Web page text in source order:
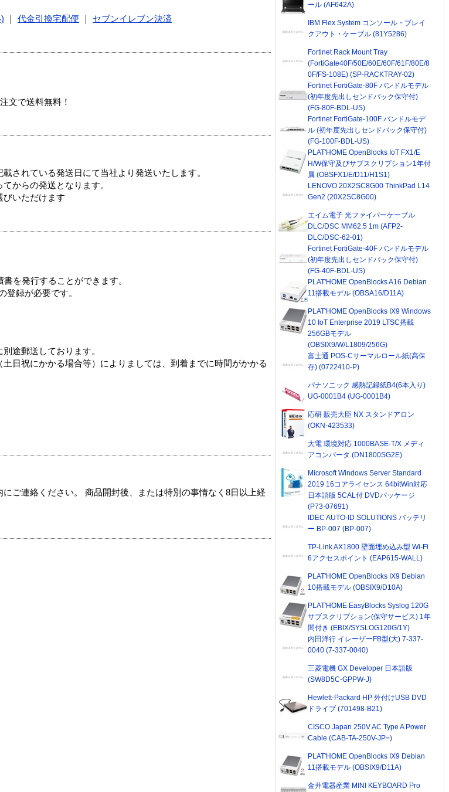
代金引換宅配便
セブンイレブン決済
文で送料無料！
されている発送日にて当社より発送いたします。
からの発送となります。
いただけます
を発行することができます。
録が必要です。
途郵送しております。
日祝にかかる場合等）によりましては、到着までに時間がかかる
ご連絡ください。 商品開封後、または特別の事情なく8日以上経
ール (AF642A)
IBM Flex System コンソール・ブレイ
クアウト・ケーブル (81Y5286)
Fortinet Rack Mount Tray
(FortiGate40F/50E/60E/60F/61F/80E/8
0F/FS-108E) (SP-RACKTRAY-02)
Fortinet FortiGate-80F バンドルモデル
(初年度先出しセンドバック保守付)
(FG-80F-BDL-US)
Fortinet FortiGate-100F バンドルモデ
ル (初年度先出しセンドバック保守付)
(FG-100F-BDL-US)
PLAT'HOME OpenBlocks IoT FX1/E
H/W保守及びサブスクリプション1年付
属 (OBSFX1/E/D11/H1S1)
LENOVO 20X2SC8G00 ThinkPad L14
Gen2 (20X2SC8G00)
エイム電子 光ファイバーケーブル
DLC/DSC MM62.5 1m (AFP2-
DLC/DSC-62-01)
Fortinet FortiGate-40F バンドルモデル
(初年度先出しセンドバック保守付)
(FG-40F-BDL-US)
PLAT'HOME OpenBlocks A16 Debian
11搭載モデル (OBSA16/D11A)
PLAT'HOME OpenBlocks IX9 Windows
10 IoT Enterprise 2019 LTSC搭載
256GBモデル
(OBSIX9/W/L1809/256G)
富士通 POS-Cサーマルロール紙(高保
存) (0722410-P)
パナソニック 感熱記録紙B4(6本入り)
UG-0001B4 (UG-0001B4)
応研 販売大臣 NX スタンドアロン
(OKN-423533)
大電 環境対応 1000BASE-T/X メディ
アコンバータ (DN1800SG2E)
Microsoft Windows Server Standard
2019 16コアライセンス 64bitWin対応
日本語版 5CAL付 DVDパッケージ
(P73-07691)
IDEC AUTO-ID SOLUTIONS バッテリ
ー BP-007 (BP-007)
TP-Link AX1800 壁面埋め込み型 Wi-Fi
6アクセスポイント (EAP615-WALL)
PLAT'HOME OpenBlocks IX9 Debian
10搭載モデル (OBSIX9/D10A)
PLAT'HOME EasyBlocks Syslog 120G
サブスクリプション(保守サービス) 1年
間付き (EBIX/SYSLOG120G/1Y)
内田洋行 イレーザーFB型(大) 7-337-
0040 (7-337-0040)
三菱電機 GX Developer 日本語版
(SW8D5C-GPPW-J)
Hewlett-Packard HP 外付けUSB DVD
ドライブ (701498-B21)
CISCO Japan 250V AC Type A Power
Cable (CAB-TA-250V-JP=)
PLAT'HOME OpenBlocks IX9 Debian
11搭載モデル (OBSIX9/D11A)
金井電器産業 MINI KEYBOARD Pro